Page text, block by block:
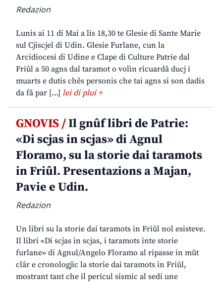
Redazion
Lunis ai 11 di Mai a lis 18,30 te Glesie di Sante Marie
sul Cjiscjel di Udin. Glesie Furlane, cun la
Arcidiocesi di Udine e Clape di Culture Patrie dal
Friûl a 50 agns dal taramot o volìn ricuardâ ducj i
muarts e dutis chês personis che tai agns si son dadis
da fâ par […] lei di plui +
GNOVIS /Il gnûf libri de Patrie:
«Di scjas in scjas» di Agnul
Floramo, su la storie dai taramots
in Friûl. Presentazions a Majan,
Pavie e Udin.
Redazion
Un libri su la storie dai taramots in Friûl nol esisteve.
Il libri «Di scjas in scjas, i taramots inte storie
furlane» di Agnul/Angelo Floramo al ripasse in mût
clâr e cronologjic la storie dai taramots in Friûl,
mostrant tant che il pericul sismic al sedi une